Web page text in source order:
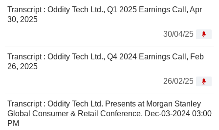
Transcript : Oddity Tech Ltd., Q1 2025 Earnings Call, Apr
30, 2025
30/04/25
Transcript : Oddity Tech Ltd., Q4 2024 Earnings Call, Feb
26, 2025
26/02/25
Transcript : Oddity Tech Ltd. Presents at Morgan Stanley
Global Consumer & Retail Conference, Dec-03-2024 03:00
PM